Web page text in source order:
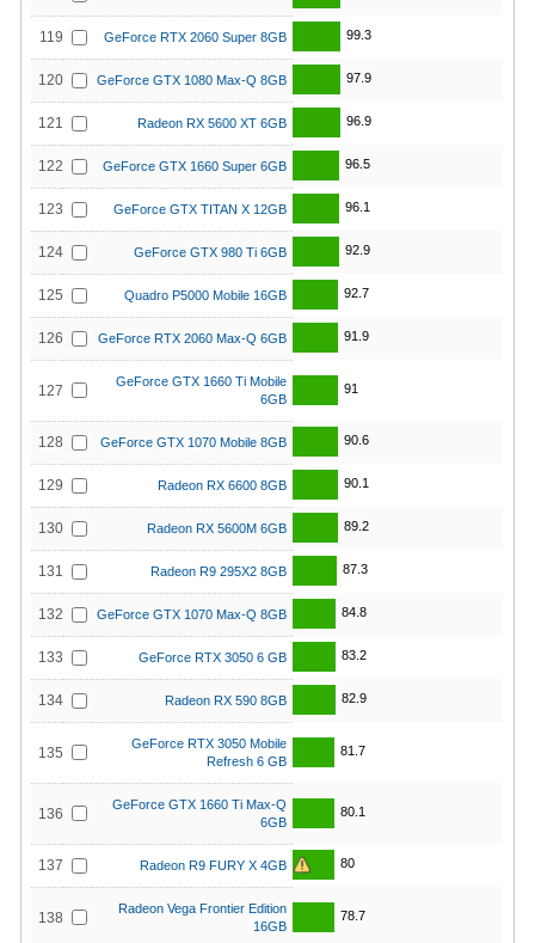
119 GeForce RTX 2060 Super 8GB 99.3
120 GeForce GTX 1080 Max-Q 8GB 97.9
121 Radeon RX 5600 XT 6GB 96.9
122 GeForce GTX 1660 Super 6GB 96.5
123 GeForce GTX TITAN X 12GB 96.1
124 GeForce GTX 980 Ti 6GB 92.9
125 Quadro P5000 Mobile 16GB 92.7
126 GeForce RTX 2060 Max-Q 6GB 91.9
127
GeForce GTX 1660 Ti Mobile
6GB
91
128 GeForce GTX 1070 Mobile 8GB 90.6
129 Radeon RX 6600 8GB 90.1
130 Radeon RX 5600M 6GB 89.2
131 Radeon R9 295X2 8GB 87.3
132 GeForce GTX 1070 Max-Q 8GB 84.8
133 GeForce RTX 3050 6 GB 83.2
134 Radeon RX 590 8GB 82.9
135
GeForce RTX 3050 Mobile
Refresh 6 GB
81.7
136
GeForce GTX 1660 Ti Max-Q
6GB
80.1
137 Radeon R9 FURY X 4GB 80
138
Radeon Vega Frontier Edition
16GB
78.7